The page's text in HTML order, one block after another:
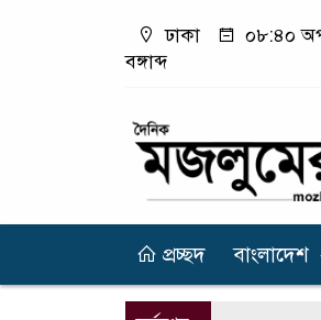
ঢাকা
০৮:৪০
বঙ্গাব্দ
প্রচ্ছদ বাংলাদেশ